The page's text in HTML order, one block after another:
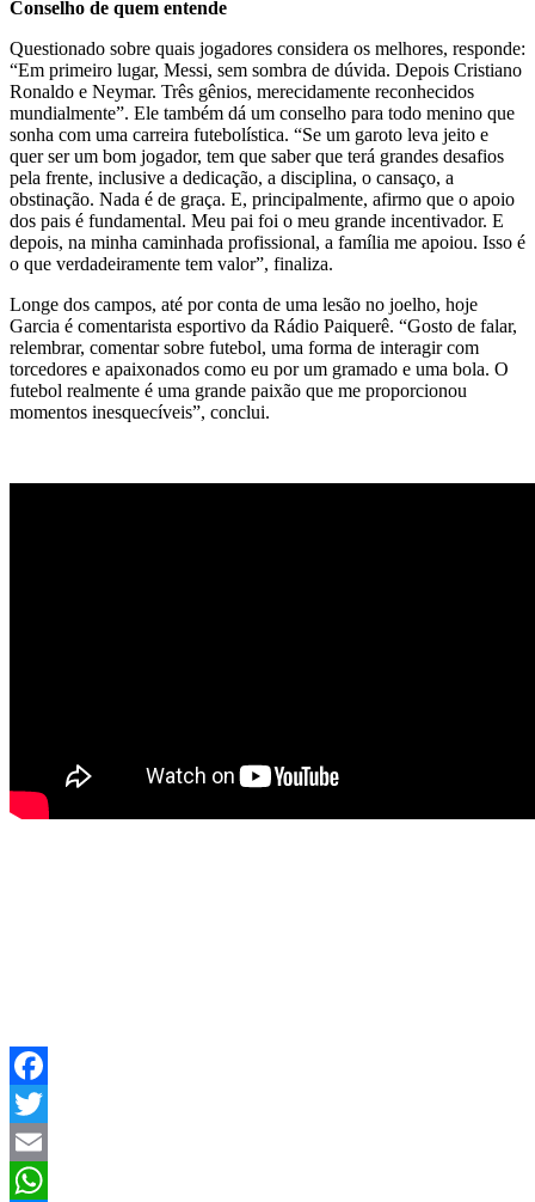
Conselho de quem entende
Questionado sobre quais jogadores considera os melhores, responde:
“Em primeiro lugar, Messi, sem sombra de dúvida. Depois Cristiano
Ronaldo e Neymar. Três gênios, merecidamente reconhecidos
mundialmente”. Ele também dá um conselho para todo menino que
sonha com uma carreira futebolística. “Se um garoto leva jeito e
quer ser um bom jogador, tem que saber que terá grandes desafios
pela frente, inclusive a dedicação, a disciplina, o cansaço, a
obstinação. Nada é de graça. E, principalmente, afirmo que o apoio
dos pais é fundamental. Meu pai foi o meu grande incentivador. E
depois, na minha caminhada profissional, a família me apoiou. Isso é
o que verdadeiramente tem valor”, finaliza.
Longe dos campos, até por conta de uma lesão no joelho, hoje
Garcia é comentarista esportivo da Rádio Paiquerê. “Gosto de falar,
relembrar, comentar sobre futebol, uma forma de interagir com
torcedores e apaixonados como eu por um gramado e uma bola. O
futebol realmente é uma grande paixão que me proporcionou
momentos inesquecíveis”, conclui.
Facebook
Twitter
Email